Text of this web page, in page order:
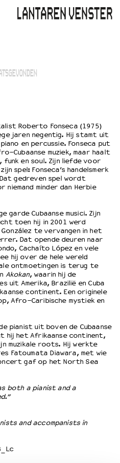
VNPF
Roberto Fonseca (1975)
jaren negentig. Hij stamt uit
en percussie. Fonseca put
Cubaanse muziek, maar haalt
funk en soul. Zijn liefde voor
spel: Fonseca’s handelsmerk
gedreven spel wordt
niemand minder dan Herbie
Cubaanse musici. Zijn
toen hij in 2001 werd
te vervangen in het
Dat opende deuren naar
Cachaíto López en vele
hij over de hele wereld
ontmoetingen is terug te
Akokan, waarin hij de
uit Amerika, Brazilië en Cuba
continent. Een originele
Afro-Caribische mystiek en
pianist uit boven de Cubaanse
hij het Afrikaanse continent,
muzikale roots. Hij werkte
Fatoumata Diawara, met wie
gaf op het North Sea
both a pianist and a
and accompanists in